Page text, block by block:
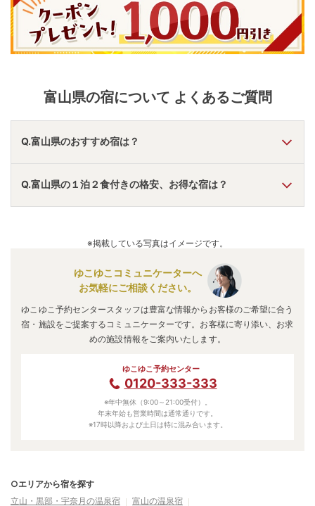
富山県の宿について よくあるご質問
Q.富山県のおすすめ宿は？
A.「メルキュール富山砺波リゾート＆スパ」 ・
大江戸温泉
物語 宇奈月グランドホテル」 ・ 「黒部・宇奈月温泉やまの
は」などの旅館・ホテルがおすすめの宿泊先です。
Q.富山県の１泊２食付きの格安、お得な宿は？
ルがお得な価格で泊まれる宿泊先です。
※掲載している写真はイメージです。
ゆこゆこコミュニケーターへ
お気軽にご相談ください。
ゆこゆこ予約センタースタッフは豊富な情報からお客様のご希望に合う
宿・施設をご提案するコミュニケーターです。お客様に寄り添い、お求
めの施設情報をご案内いたします。
ゆこゆこ予約センター
0120-333-333
※年中無休（9:00～21:00受付）。
年末年始も営業時間は通常通りです。
※17時以降および土日は特に混み合います。
○エリアから宿を探す
立山・黒部・宇奈月の温泉宿
富山の温泉宿